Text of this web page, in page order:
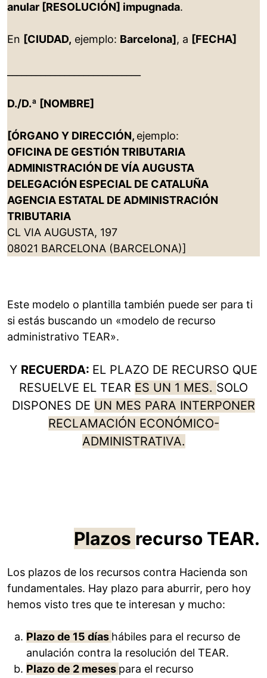
anular [RESOLUCIÓN] impugnada.
En [CIUDAD, ejemplo: Barcelona], a [FECHA]
D./D.ª [NOMBRE]
[ÓRGANO Y DIRECCIÓN, ejemplo:
OFICINA DE GESTIÓN TRIBUTARIA
ADMINISTRACIÓN DE VÍA AUGUSTA
DELEGACIÓN ESPECIAL DE CATALUÑA
AGENCIA ESTATAL DE ADMINISTRACIÓN
TRIBUTARIA
CL VIA AUGUSTA, 197
08021 BARCELONA (BARCELONA)]
Este modelo o plantilla también puede ser para ti
si estás buscando un «modelo de recurso
administrativo TEAR».
Y RECUERDA: EL PLAZO DE RECURSO QUE
RESUELVE EL TEAR ES UN 1 MES. SOLO
DISPONES DE UN MES PARA INTERPONER
RECLAMACIÓN ECONÓMICO-
ADMINISTRATIVA.
Plazos recurso TEAR.
Los plazos de los recursos contra Hacienda son
fundamentales. Hay plazo para aburrir, pero hoy
hemos visto tres que te interesan y mucho:
Plazo de 15 días hábiles para el recurso de
anulación contra la resolución del TEAR.
Plazo de 2 meses para el recurso